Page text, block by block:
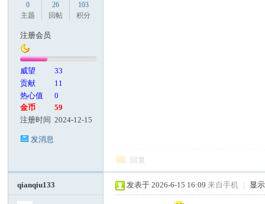
0
主题
26
回帖
103
积分
注册会员
威望
33
贡献
11
热心值
0
金币
59
注册时间 2024-12-15
发消息
回复
qianqiu133 发表于 2026-6-15 16:09 来自手机 | 显